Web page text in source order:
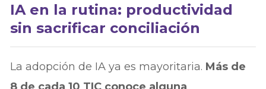
IA en la rutina: productividad
sin sacrificar conciliación
La adopción de IA ya es mayoritaria. Más de